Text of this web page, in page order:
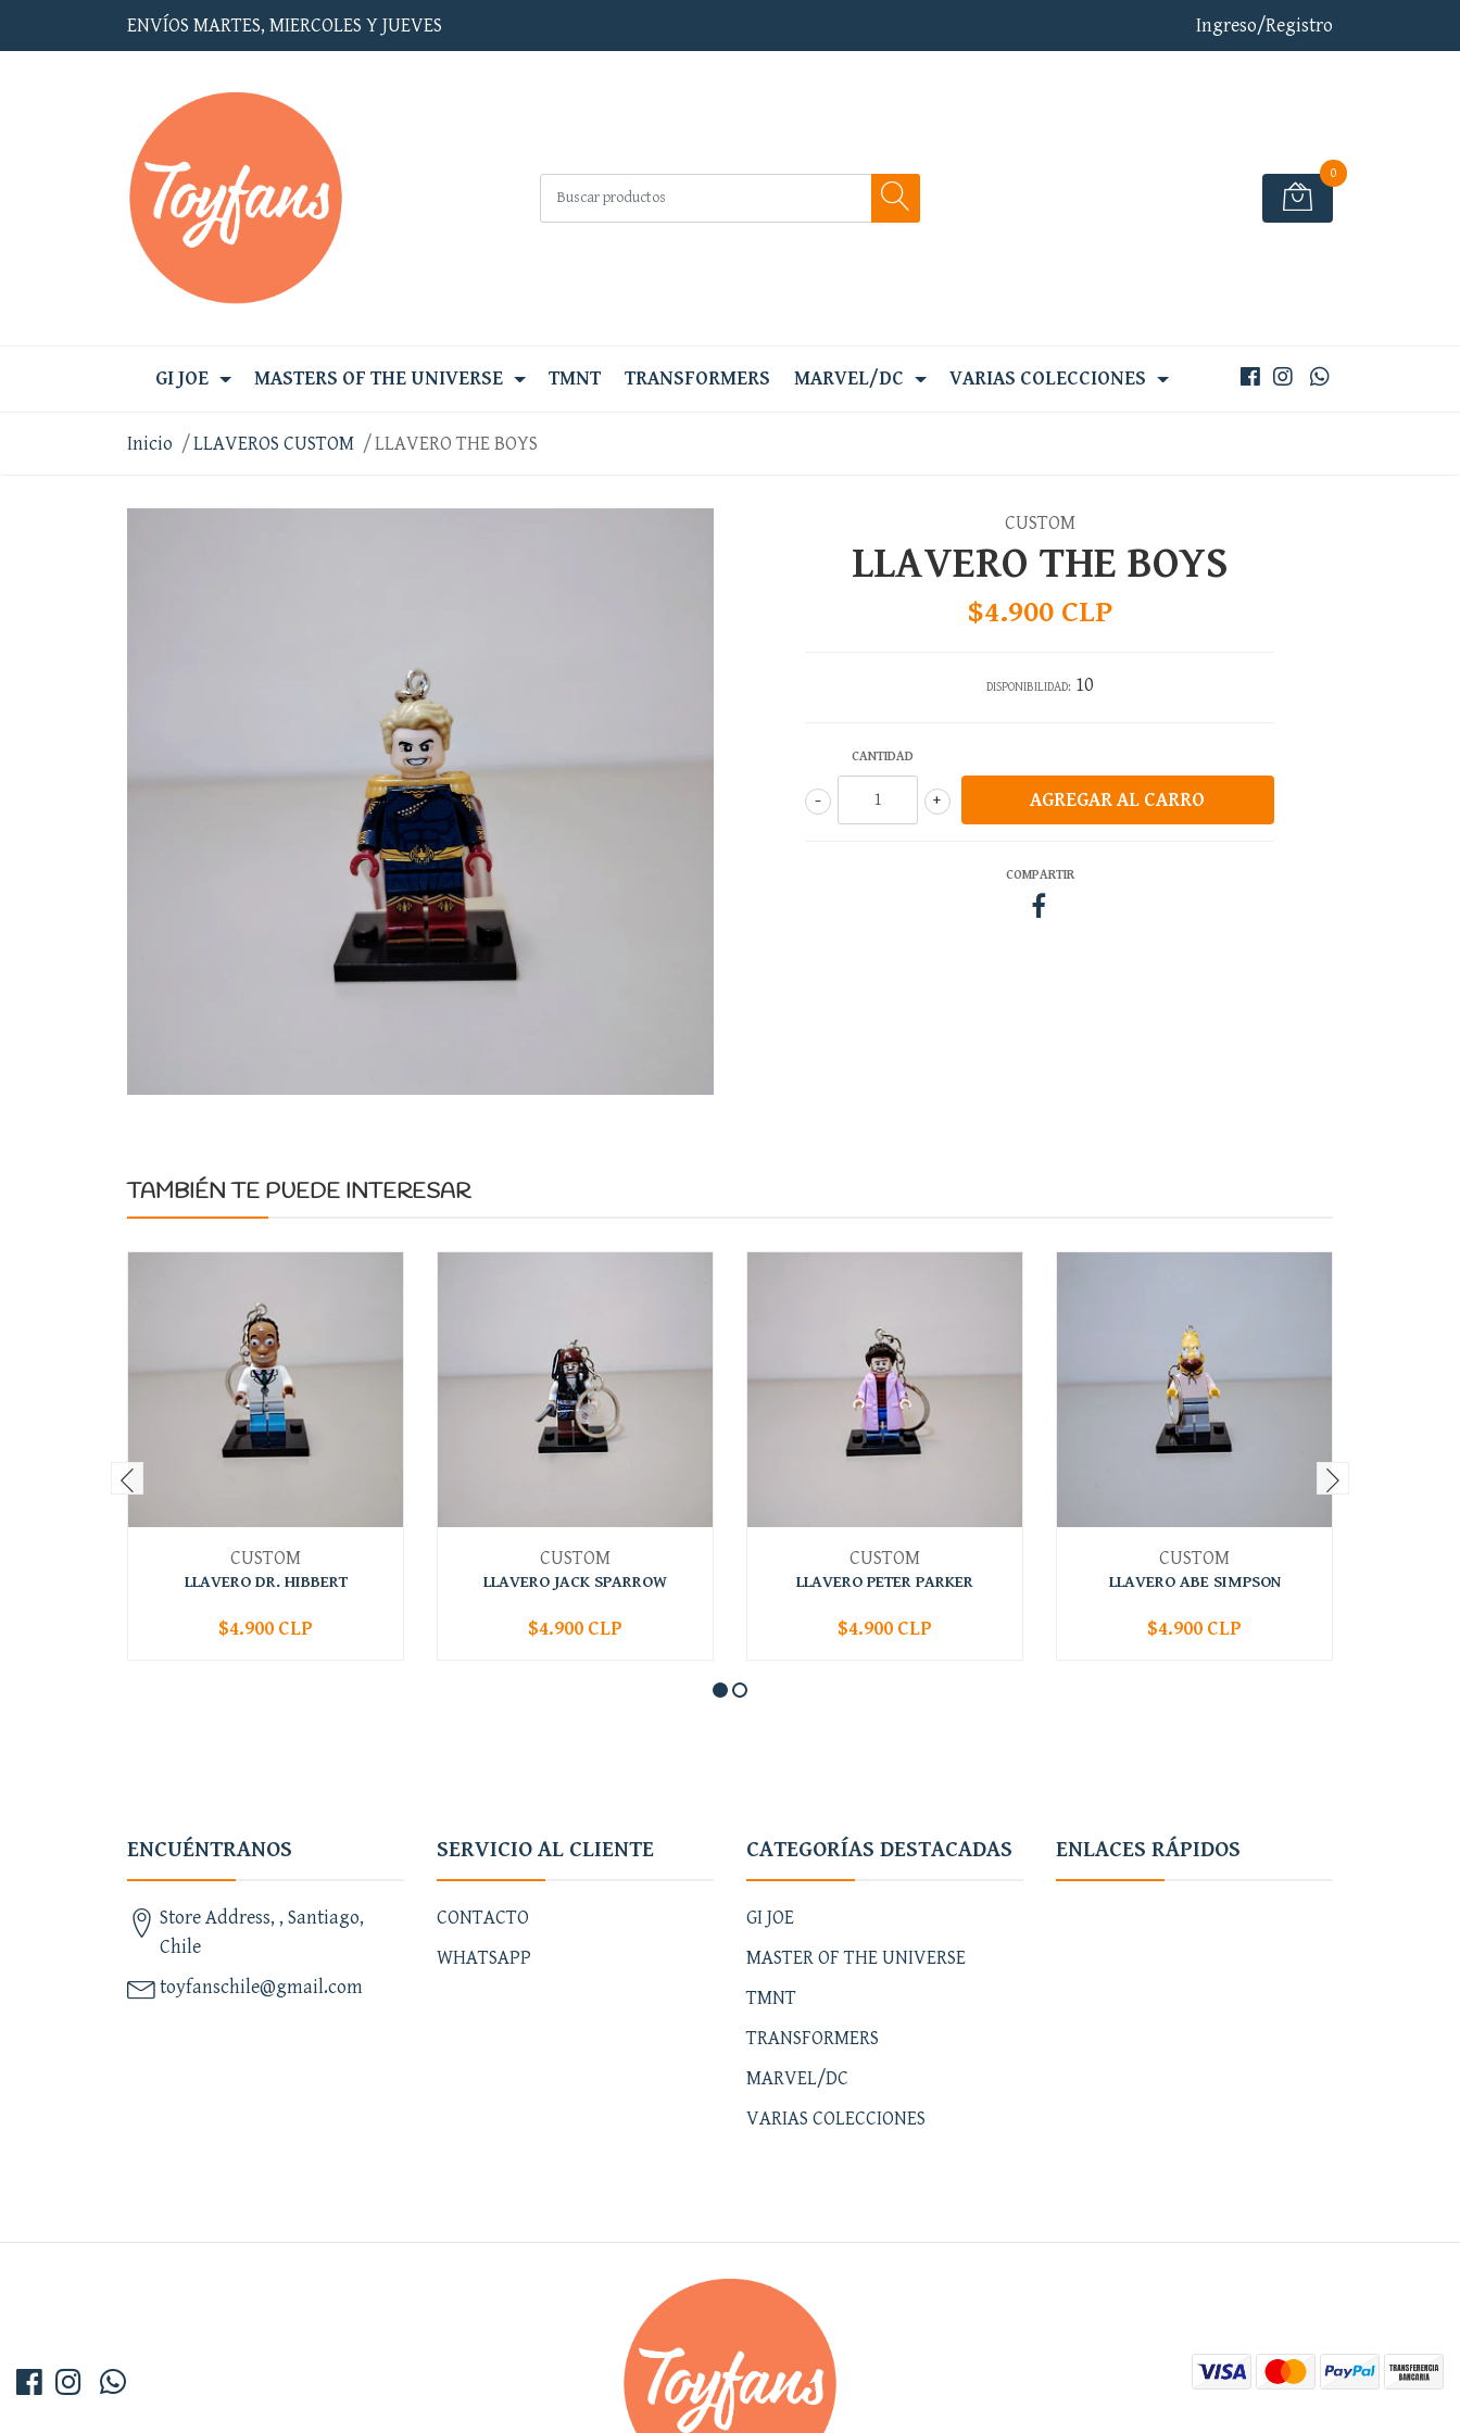
ENVÍOS MARTES, MIERCOLES Y JUEVES Ingreso/Registro
0
GI JOE MASTERS OF THE UNIVERSE TMNT TRANSFORMERS MARVEL/DC VARIAS COLECCIONES
Inicio LLAVEROS CUSTOM LLAVERO THE BOYS
CUSTOM
LLAVERO THE BOYS
$4.900 CLP
DISPONIBILIDAD: 10
CANTIDAD
+
-
COMPARTIR
TAMBIÉN TE PUEDE INTERESAR
CUSTOM
LLAVERO DR. HIBBERT
+
$4.900 CLP
CUSTOM
LLAVERO JACK SPARROW
+
$4.900 CLP
CUSTOM
LLAVERO PETER PARKER
+
$4.900 CLP
CUSTOM
LLAVERO ABE SIMPSON
+
$4.900 CLP
ENCUÉNTRANOS
Store Address, , Santiago,
Chile
toyfanschile@gmail.com
SERVICIO AL CLIENTE
CONTACTO
WHATSAPP
CATEGORÍAS DESTACADAS
GI JOE
MASTER OF THE UNIVERSE
TMNT
TRANSFORMERS
MARVEL/DC
VARIAS COLECCIONES
ENLACES RÁPIDOS